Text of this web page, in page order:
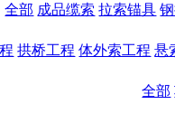
全部 成品缆索 拉索锚具
拱桥工程 体外索工程 悬
全部